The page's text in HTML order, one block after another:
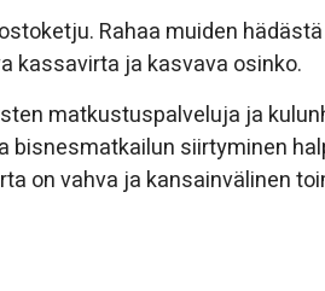
Rahaa muiden
kassavirta ja kasvava osinko.
matkustuspalveluja ja
bisnesmatkailun siirtyminen
on vahva ja kansainvälinen